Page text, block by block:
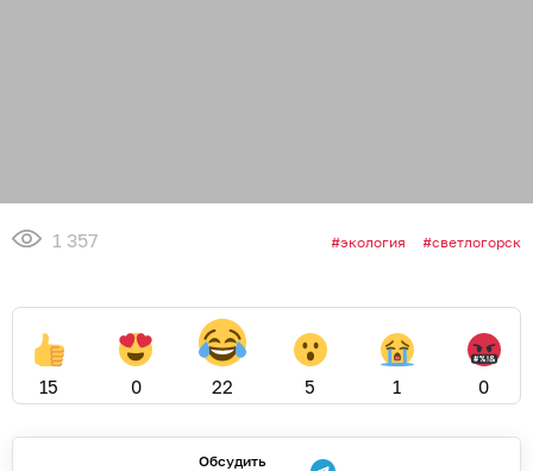
1 357 экология светлогорск
15 0 22 5 1 0
Обсудить